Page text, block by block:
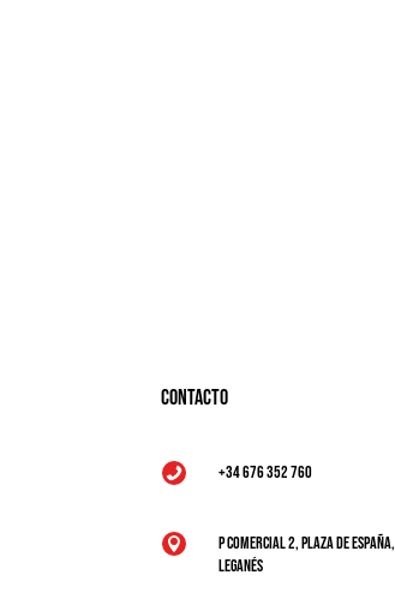
Contacto
 +34 676 352 760

P Comercial 2, Plaza de España,
Leganés